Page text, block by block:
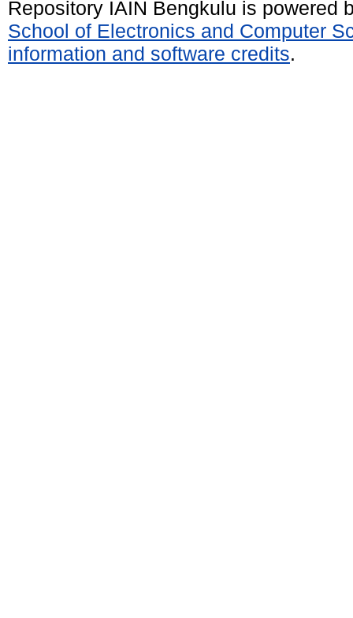
Repository IAIN Bengkulu is powered
School of Electronics and Computer
information and software credits.